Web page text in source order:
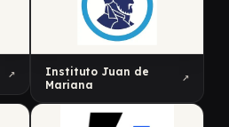
↗
Instituto Juan de
Mariana
↗